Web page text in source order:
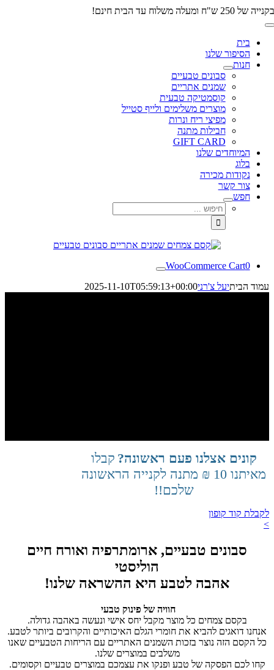
דלג
בקנייה של 250 ש"ח ומעלה משלוח עד הבית חינם!
Toggle
Navigation
בית
הסיפור שלנו
חנות
סבונים טבעיים
שמנים אתריים
קוסמטיקה טבעית
מוצרים משלימים ולייף סטייל
מפיצי ריח ונרות
חבילות מתנה
GIFT CARD
המיוחדים שלנו
בלוג
נקודות מכירה
צור קשר
חפש
חיפוש...
WooCommerce Cart0
עמוד הביתיעל צ'רני2025-11-10T05:59:13+00:00
קונים אצלנו פעם ראשונה? קבלו
מאיתנו 10 ₪ מתנה לקנייה הראשונה
שלכם!!
לקבלת קוד קופון
>
סבונים טבעיים, ארומתרפיה ואורח חיים
הוליסטי
אהבה לטבע היא ההשראה שלנו!
חוויה של פינוק טבעי
בקסם צמחים כל מוצר מקבל יחס אישי ונעשה באהבה גדולה.
אנחנו דואגים להביא את חומרי הגלם האיכותיים והקרובים ביותר לטבע.
כל הקסם הזה נוצר בזכות השמנים האתריים עם הריחות הטבעיים שאנו
משלבים במוצרים שלנו.
קחו לכם הפסקה של טבע ופנקו את עצמכם במוצרים טבעיים וקסומים.